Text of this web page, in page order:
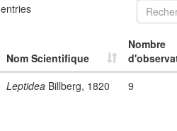
entries
Nom Scientifique
Nombre
Leptidea Billberg, 1820 9